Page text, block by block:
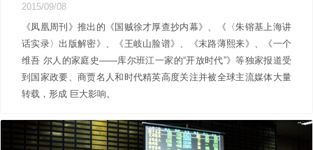
2015/09/08
《凤凰周刊》推出的《国贼徐才厚查抄内幕》、《〈朱镕基上海讲
话实录〉出版解密》、《王岐山脸谱》、《末路薄熙来》、《一个
维吾 尔人的家庭史——库尔班江一家的“开放时代”》等独家报道受
到国家政要、商贾名人和时代精英高度关注并被全球主流媒体大量
转载，形成 巨大影响。